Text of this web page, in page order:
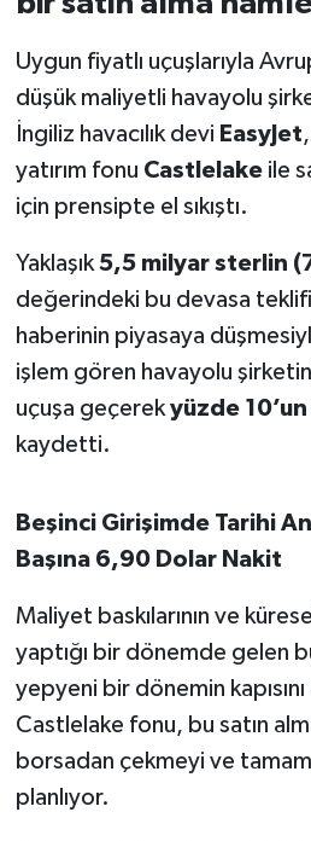
Uygun fiyatlı uçuşlarıyla
düşük maliyetli havayolu
İngiliz havacılık devi EasyJet
yatırım fonu Castlelakeile
için prensipte el sıkıştı.
Yaklaşık5,5 milyar sterlin
değerindeki bu devasa
haberinin piyasaya
işlem gören havayolu
uçuşa geçerekyüzde
kaydetti.
Beşinci Girişimde Tarihi
Başına 6,90 Dolar Nakit
Maliyet baskılarının ve
yaptığı bir dönemde gelen
yepyeni bir dönemin
Castlelake fonu, bu satın
borsadan çekmeyi ve
planlıyor.
İvrindi
Kepsut
MAGAZİN
MANŞET
Manyas
OTOMOTİV
Resmi İlanlar
Savaştepe
SEYAHAT